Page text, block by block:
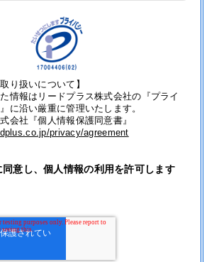
り扱いについて】
情報はリードプラス株式会社の『プライ
に沿い厳重に管理いたします。
会社『個人情報保護同意書』
privacy/agreement
同意し、個人情報の利用を許可します